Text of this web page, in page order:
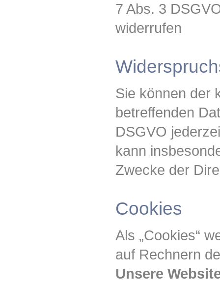
7 Abs. 3
widerrufen
Sie können der
betreffenden
DSGVO
kann
Zwecke der
Cookies
Als „Cookies“
auf Rechnern
Unsere